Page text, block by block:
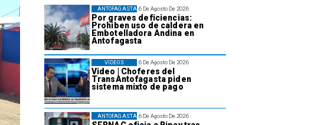
6 De Agosto De 2026
Por graves deficiencias:
Prohiben uso de caldera en
Embotelladora Andina en
Antofagasta
ANTOFAGASTA
6 De Agosto De 2026
Video | Choferes del
TransAntofagasta piden
sistema mixto de pago
VIDEOS
6 De Agosto De 2026
ANTOFAGASTA